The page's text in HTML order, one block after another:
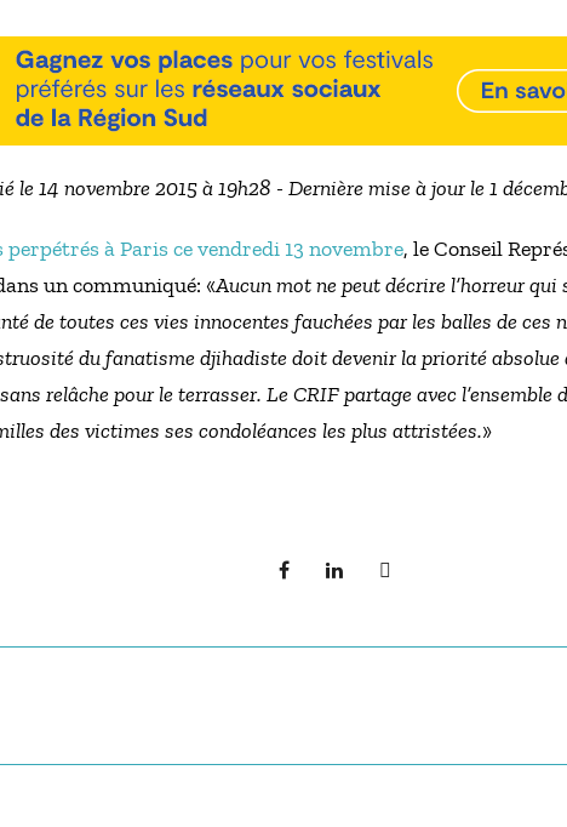
le 14 novembre 2015 à 19h28 - Dernière mise à jour le 1
à Paris ce vendredi 13 novembre, le Conseil
un communiqué: «Aucun mot ne peut décrire l’horreur qui
de toutes ces vies innocentes fauchées par les balles de ces
du fanatisme djihadiste doit devenir la priorité
relâche pour le terrasser. Le CRIF partage avec
des victimes ses condoléances les plus attristées.»